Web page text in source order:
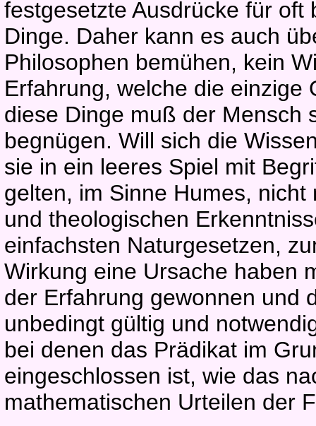
festgesetzte Ausdrücke für
Dinge. Daher kann es auch
Philosophen bemühen, kein
Erfahrung, welche die einzige
diese Dinge muß der Mensch
begnügen. Will sich die
sie in ein leeres Spiel mit
gelten, im Sinne Humes,
und theologischen
einfachsten Naturgesetzen,
Wirkung eine Ursache haben
der Erfahrung gewonnen und
unbedingt gültig und
bei denen das Prädikat im
eingeschlossen ist, wie das
mathematischen Urteilen der